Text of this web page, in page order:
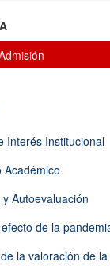
Interés Institucional
Académico
Autoevaluación
de la
la valoración de